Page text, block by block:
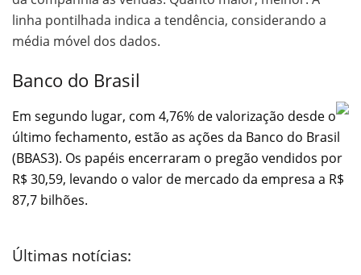
linha pontilhada indica a tendência, considerando a
média móvel dos dados.
Banco do Brasil
Em segundo lugar, com 4,76% de valorização desde o
último fechamento, estão as ações da Banco do Brasil
(BBAS3). Os papéis encerraram o pregão vendidos por
R$ 30,59, levando o valor de mercado da empresa a R$
87,7 bilhões.
Últimas notícias: